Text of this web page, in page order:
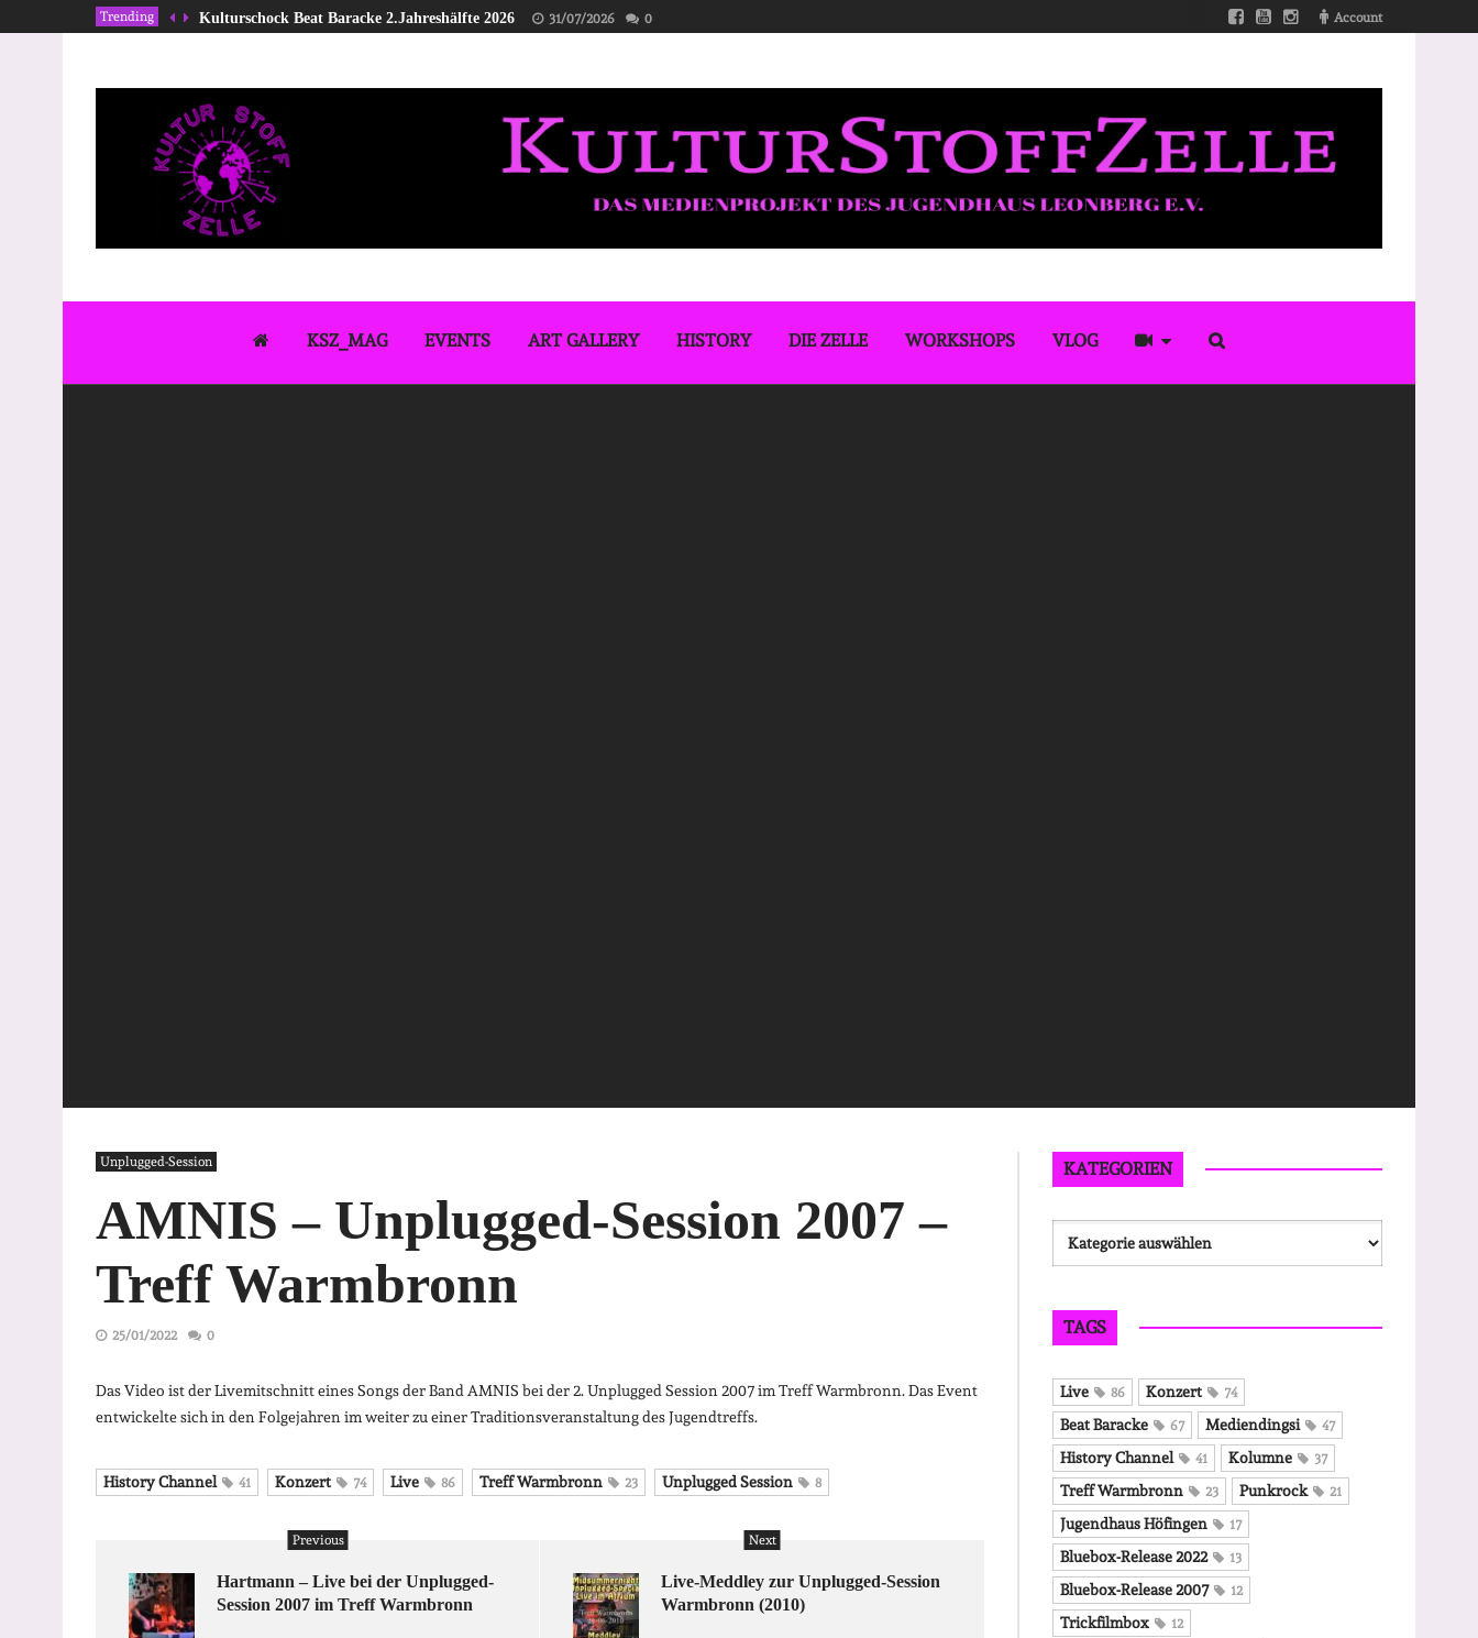
Trending Kulturschock Beat Baracke 2.Jahreshälfte 2026 31/07/2026 0 Account
KSZ_MAG EVENTS ART GALLERY HISTORY DIE ZELLE WORKSHOPS VLOG
Unplugged-Session
AMNIS – Unplugged-Session 2007 –
Treff Warmbronn
25/01/2022 0
Das Video ist der Livemitschnitt eines Songs der Band AMNIS bei der 2. Unplugged Session 2007 im Treff Warmbronn. Das Event
entwickelte sich in den Folgejahren im weiter zu einer Traditionsveranstaltung des Jugendtreffs.
History Channel 41 Konzert 74 Live 86 Treff Warmbronn 23 Unplugged Session 8
Previous
Hartmann – Live bei der Unplugged-
Session 2007 im Treff Warmbronn
Next
Live-Meddley zur Unplugged-Session
Warmbronn (2010)
KATEGORIEN
Kategorien
TAGS
Live 86 Konzert 74
Beat Baracke 67 Mediendingsi 47
History Channel 41 Kolumne 37
Treff Warmbronn 23 Punkrock 21
Jugendhaus Höfingen 17
Bluebox-Release 2022 13
Bluebox-Release 2007 12
Trickfilmbox 12